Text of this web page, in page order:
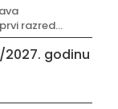
razred...
2027. godinu